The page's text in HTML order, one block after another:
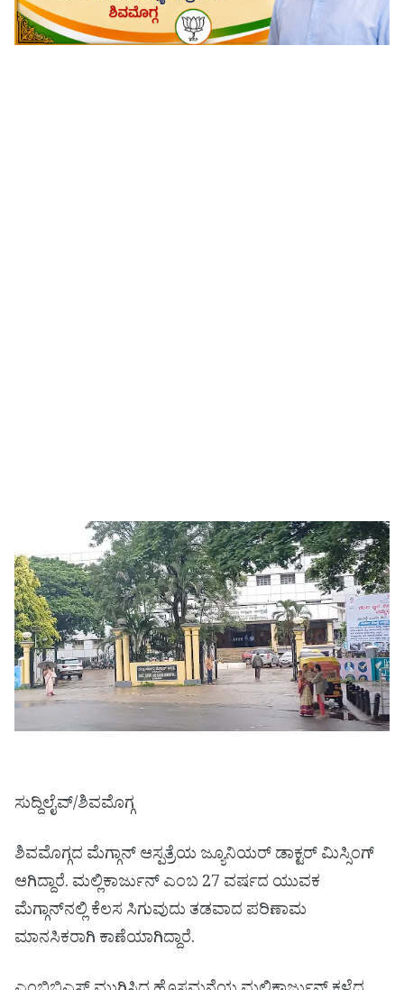
ಸುದ್ದಿಲೈವ್/ಶಿವಮೊಗ್ಗ
ಶಿವಮೊಗ್ಗದ ಮೆಗ್ಗಾನ್ ಆಸ್ಪತ್ರೆಯ ಜ್ಯೂನಿಯರ್ ಡಾಕ್ಟರ್ ಮಿಸ್ಸಿಂಗ್
ಆಗಿದ್ದಾರೆ. ಮಲ್ಲಿಕಾರ್ಜುನ್ ಎಂಬ 27 ವರ್ಷದ ಯುವಕ
ಮೆಗ್ಗಾನ್‌ನಲ್ಲಿ ಕೆಲಸ ಸಿಗುವುದು ತಡವಾದ ಪರಿಣಾಮ
ಮಾನಸಿಕರಾಗಿ ಕಾಣೆಯಾಗಿದ್ದಾರೆ.